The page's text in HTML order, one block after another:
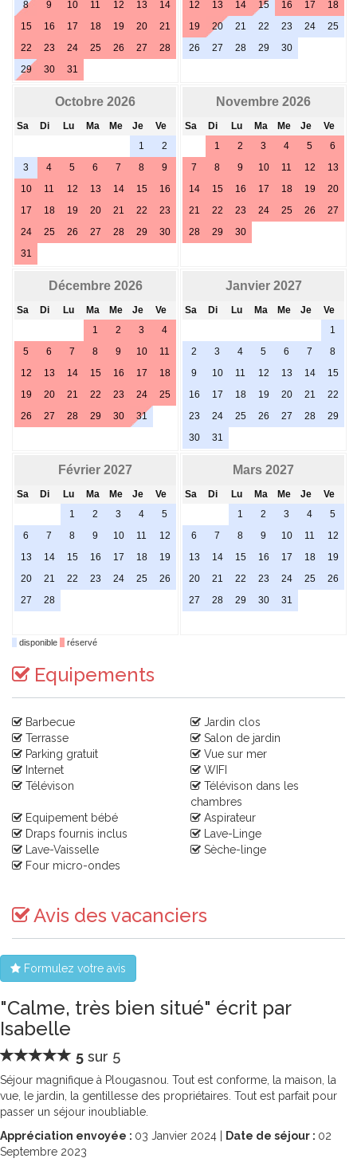
8 9 10 11 12 13
14
15
16 17 18 19 20
21
22
23 24 25 26 27
28
29
30 31
12 13 14 15 16 17
18
19
20 21 22 23 24
25
26
27 28 29 30
Octobre 2026
Sa Di Lu Ma Me Je
Ve
1
2
3
4 5 6 7 8
9
10
11 12 13 14 15
16
17
18 19 20 21 22
23
24
25 26 27 28 29
30
31
Novembre 2026
Sa Di Lu Ma Me Je
Ve
1
2 3 4 5
6
7
8 9 10 11 12
13
14
15 16 17 18 19
20
21
22 23 24 25 26
27
28
29 30
Décembre 2026
Sa Di Lu Ma Me Je
Ve
1
2 3
4
5
6 7 8 9 10
11
12
13 14 15 16 17
18
19
20 21 22 23 24
25
26
27 28 29 30 31
Janvier 2027
Sa Di Lu Ma Me Je
Ve
1
2
3 4 5 6 7
8
9
10 11 12 13 14
15
16
17 18 19 20 21
22
23
24 25 26 27 28
29
30
31
Février 2027
Sa Di Lu Ma Me Je
Ve
1
2 3 4
5
6
7 8 9 10 11
12
13
14 15 16 17 18
19
20
21 22 23 24 25
26
27
28
Mars 2027
Sa Di Lu Ma Me Je
Ve
1
2 3 4
5
6
7 8 9 10 11
12
13
14 15 16 17 18
19
20
21 22 23 24 25
26
27
28 29 30 31
disponible réservé
Equipements
Barbecue
Jardin clos
Terrasse
Salon de jardin
Parking gratuit
Vue sur mer
Internet
WIFI
Télévison
Télévison dans les
chambres
Equipement bébé
Aspirateur
Draps fournis inclus
Lave-Linge
Lave-Vaisselle
Sèche-linge
Four micro-ondes
Avis des vacanciers
Formulez votre avis
"Calme, très bien situé" écrit par
Isabelle
5 sur 5
Séjour magnifique à Plougasnou. Tout est conforme, la maison, la
vue, le jardin, la gentillesse des propriétaires. Tout est parfait pour
passer un séjour inoubliable.
Appréciation envoyée : 03 Janvier 2024 | Date de séjour : 02
Septembre 2023